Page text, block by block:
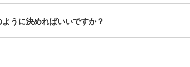
うに決めればいいですか？